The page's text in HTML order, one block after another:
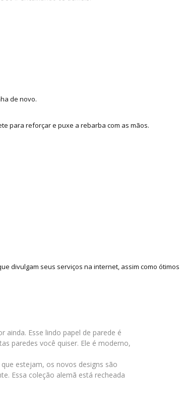
de novo.
para reforçar e puxe a rebarba com as mãos.
divulgam seus serviços na internet, assim como ótimos
Esse lindo papel de parede é
paredes você quiser. Ele é moderno,
estejam, os novos designs são
Essa coleção alemã está recheada